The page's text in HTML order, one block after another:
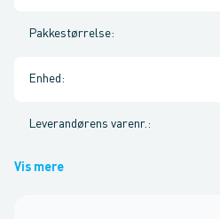
Pakkestørrelse:
Enhed :
Leverandørens varenr. :
Vis mere